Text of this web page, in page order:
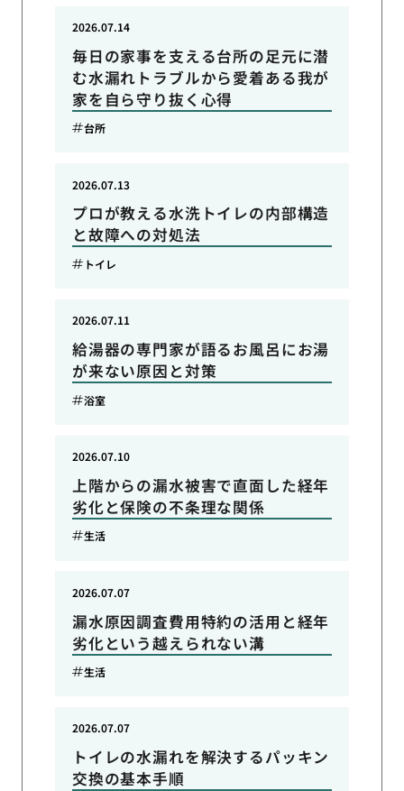
毎日の家事を支える台所の足元に潜
む水漏れトラブルから愛着ある我が
家を自ら守り抜く心得
2026.07.14
台所
プロが教える水洗トイレの内部構造
と故障への対処法
2026.07.13
トイレ
給湯器の専門家が語るお風呂にお湯
が来ない原因と対策
2026.07.11
浴室
上階からの漏水被害で直面した経年
劣化と保険の不条理な関係
2026.07.10
生活
漏水原因調査費用特約の活用と経年
劣化という越えられない溝
2026.07.07
生活
トイレの水漏れを解決するパッキン
交換の基本手順
2026.07.07